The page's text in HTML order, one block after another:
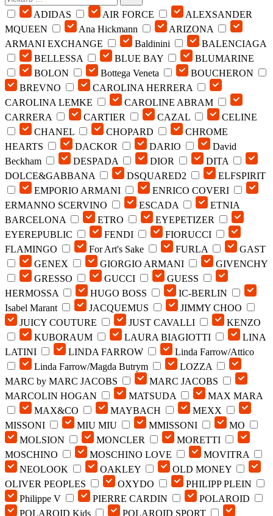
ADIDAS AIR FORCE
ALEXSANDER
MQUEEN
Ana Hickmann
ARIZONA
ARMANI EXCHANGE
Baldinini
BALENCIAGA
BELLESSA
BLUE BAY
BLUMARINE
BOLON
Bottega Veneta
BOUCHERON
BREVNO
CAROLINA HERRERA
CAROLINA LEMKE
CAROLINE ABRAM
CARRERA
CARTIER CAZAL
CELINE
CHANEL
CHOPARD
CHROME
HEARTS
DACKOR DARIO
David
Beckham
DESPADA DIOR
DITA
DOLCE&GABBANA
DSQUARED2
ELFSPIRIT
EMPORIO ARMANI
ENRICO COVERI
ERMANNO SCERVINO
ESCADA
ETNIA
BARCELONA
ETRO
EYEPETIZER
EYEREPUBLIC
FENDI
FIORUCCI
FLAMINGO
For Art's Sake FURLA
GAST
GENEX
GIORGIO ARMANI
GIVENCHY
GRESSO
GUCCI
GUESS
HERMOSSA
HUGO BOSS
IC-BERLIN
Isabel Marant
JACQUEMUS
JIMMY CHOO
JUICY COUTURE
JUST CAVALLI
KENZO
KUBORAUM
LAURA BIAGIOTTI
LINA
LATINI
LINDA FARROW
Linda Farrow/Attico
Linda Farrow/Magda Butrym
LOZZA
MARC by MARC JACOBS
MARC JACOBS
MARCOLIN HOGAN
MATSUDA
MAX MARA
MAX&CO
MAYBACH
MEXX
MISSONI
MIU MIU MMISSONI
MO
MOLSION
MONCLER
MORETTI
MOSCHINO
MOSCHINO LOVE
MOVITRA
NEOLOOK
OAKLEY
OLD MONEY
OLIVER PEOPLES
OXYDO
PHILIPP PLEIN
Philippe V
PIERRE CARDIN
POLAROID
POLAROID Kids
POLAROID SPORT